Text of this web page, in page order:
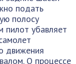
подать
полосу
пилот убавляет
движения
О процессе